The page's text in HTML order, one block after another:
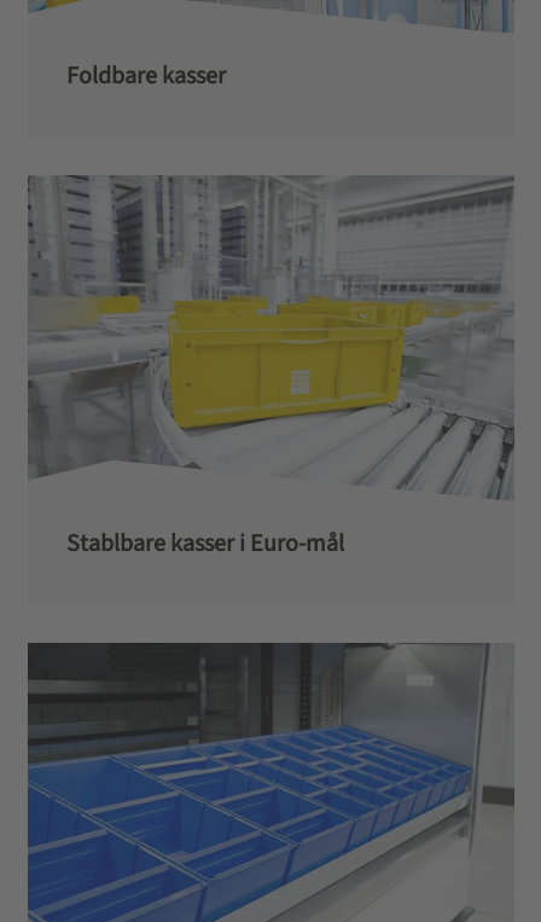
Foldbare kasser
Stablbare kasser i Euro-mål